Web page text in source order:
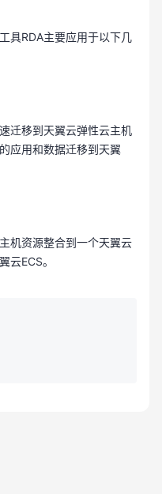
具RDA主要应用于以下几
迁移到天翼云弹性云主机
应用和数据迁移到天翼
机资源整合到一个天翼云
云ECS。